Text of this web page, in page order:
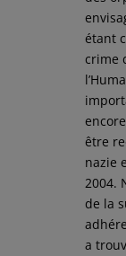
étant
crime
être
nazie
2004.
de la
a